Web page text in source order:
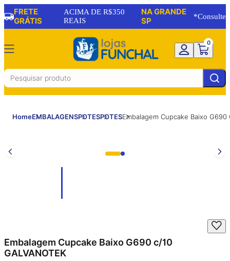
FRETE
GRÁTIS
ACIMA DE R$350
REAIS
NA GRANDE
SP
*Consulte
0
HomeEMBALAGENSPOTESPOTESEmbalagem Cupcake Baixo G690
Embalagem Cupcake Baixo G690 c/10
GALVANOTEK